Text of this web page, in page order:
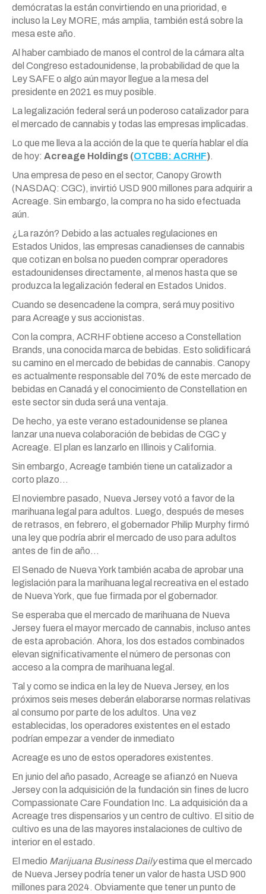
demócratas la están convirtiendo en una prioridad, e
incluso la Ley MORE, más amplia, también está sobre la
mesa este año.
Al haber cambiado de manos el control de la cámara alta
del Congreso estadounidense, la probabilidad de que la
Ley SAFE o algo aún mayor llegue a la mesa del
presidente en 2021 es muy posible.
La legalización federal será un poderoso catalizador para
el mercado de cannabis y todas las empresas implicadas.
Lo que me lleva a la acción de la que te quería hablar el día
de hoy: Acreage Holdings (OTCBB: ACRHF).
Una empresa de peso en el sector, Canopy Growth
(NASDAQ: CGC), invirtió USD 900 millones para adquirir a
Acreage. Sin embargo, la compra no ha sido efectuada
aún.
¿La razón? Debido a las actuales regulaciones en
Estados Unidos, las empresas canadienses de cannabis
que cotizan en bolsa no pueden comprar operadores
estadounidenses directamente, al menos hasta que se
produzca la legalización federal en Estados Unidos.
Cuando se desencadene la compra, será muy positivo
para Acreage y sus accionistas.
Con la compra, ACRHF obtiene acceso a Constellation
Brands, una conocida marca de bebidas. Esto solidificará
su camino en el mercado de bebidas de cannabis. Canopy
es actualmente responsable del 70% de este mercado de
bebidas en Canadá y el conocimiento de Constellation en
este sector sin duda será una ventaja.
De hecho, ya este verano estadounidense se planea
lanzar una nueva colaboración de bebidas de CGC y
Acreage. El plan es lanzarlo en Illinois y California.
Sin embargo, Acreage también tiene un catalizador a
corto plazo…
El noviembre pasado, Nueva Jersey votó a favor de la
marihuana legal para adultos. Luego, después de meses
de retrasos, en febrero, el gobernador Philip Murphy firmó
una ley que podría abrir el mercado de uso para adultos
antes de fin de año…
El Senado de Nueva York también acaba de aprobar una
legislación para la marihuana legal recreativa en el estado
de Nueva York, que fue firmada por el gobernador.
Se esperaba que el mercado de marihuana de Nueva
Jersey fuera el mayor mercado de cannabis, incluso antes
de esta aprobación. Ahora, los dos estados combinados
elevan significativamente el número de personas con
acceso a la compra de marihuana legal.
Tal y como se indica en la ley de Nueva Jersey, en los
próximos seis meses deberán elaborarse normas relativas
al consumo por parte de los adultos. Una vez
establecidas, los operadores existentes en el estado
podrían empezar a vender de inmediato
Acreage es uno de estos operadores existentes.
En junio del año pasado, Acreage se afianzó en Nueva
Jersey con la adquisición de la fundación sin fines de lucro
Compassionate Care Foundation Inc. La adquisición da a
Acreage tres dispensarios y un centro de cultivo. El sitio de
cultivo es una de las mayores instalaciones de cultivo de
interior en el estado.
El medio Marijuana Business Dailyestima que el mercado
de Nueva Jersey podría tener un valor de hasta USD 900
millones para 2024. Obviamente que tener un punto de